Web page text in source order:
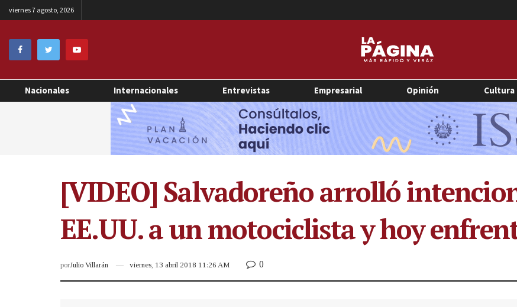
viernes 7 agosto, 2026
Nacionales Internacionales Entrevistas Empresarial Opinión Cultura
[VIDEO] Salvadoreño arrolló
EE.UU. a un motociclista y hoy
porJulio Villarán viernes, 13 abril 2018 11:26 AM 0